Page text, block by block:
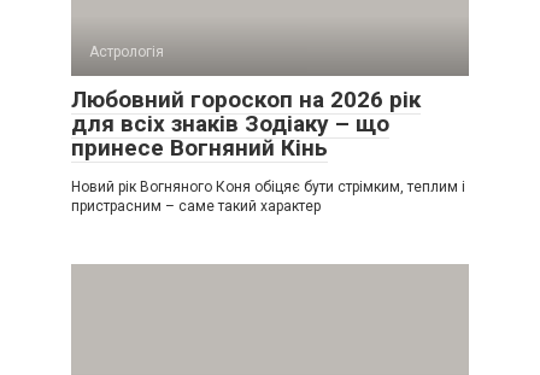
Астрологія
Любовний гороскоп на 2026 рік
для всіх знаків Зодіаку – що
принесе Вогняний Кінь
Новий рік Вогняного Коня обіцяє бути стрімким, теплим і
пристрасним – саме такий характер